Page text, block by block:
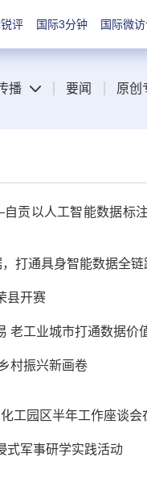
评 国际3分钟 国际微
播 要闻 原创
贡以人工智能数据标
打通具身智能数据全
县开赛
老工业城市打通数据价
村振兴新画卷
工园区半年工作座谈会
式军事研学实践活动